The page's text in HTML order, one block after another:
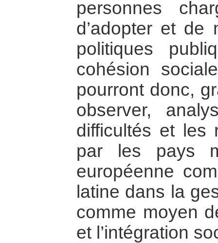
personnes
d’adopter et
politiques
cohésion
pourront donc,
observer,
difficultés et les
par les pays
européenne
latine dans la
comme moyen
et l’intégration